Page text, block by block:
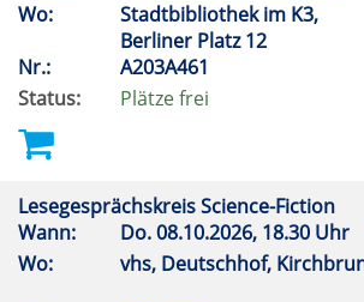
Wo:
Stadtbibliothek im K3,
Berliner Platz 12
Nr.:
A203A461
Status:
Plätze frei
Lesegesprächskreis Science-Fiction
Wann:
Do.08.10.2026, 18.30 Uhr
Wo:
vhs, Deutschhof,